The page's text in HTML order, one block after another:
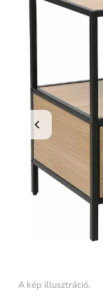
A kép illusztráció.